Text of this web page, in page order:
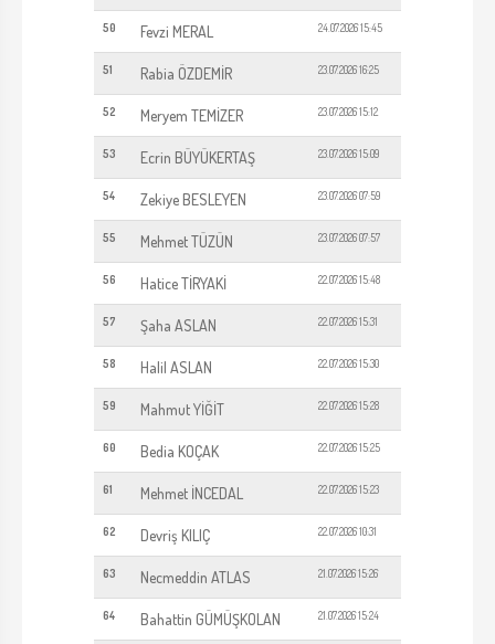
50 Fevzi MERAL 24.07.2026 15:45
51 Rabia ÖZDEMİR 23.07.2026 16:25
52 Meryem TEMİZER 23.07.2026 15:12
53 Ecrin BÜYÜKERTAŞ 23.07.2026 15:09
54 Zekiye BESLEYEN 23.07.2026 07:59
55 Mehmet TÜZÜN 23.07.2026 07:57
56 Hatice TİRYAKİ 22.07.2026 15:48
57 Şaha ASLAN 22.07.2026 15:31
58 Halil ASLAN 22.07.2026 15:30
59 Mahmut YİĞİT 22.07.2026 15:28
60 Bedia KOÇAK 22.07.2026 15:25
61 Mehmet İNCEDAL 22.07.2026 15:23
62 Devriş KILIÇ 22.07.2026 10:31
63 Necmeddin ATLAS 21.07.2026 15:26
64 Bahattin GÜMÜŞKOLAN 21.07.2026 15:24